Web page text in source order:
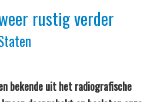
rustig verder
bekende uit het radiografische